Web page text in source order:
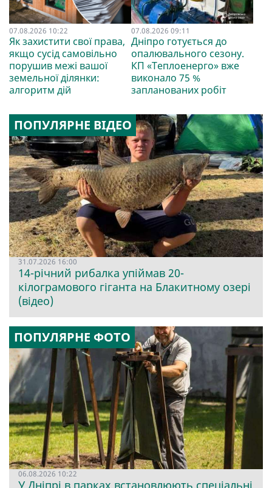
07.08.2026 10:22
Як захистити свої права,
якщо сусід самовільно
порушив межі вашої
земельної ділянки:
алгоритм дій
07.08.2026 09:11
Дніпро готується до
опалювального сезону.
КП «Теплоенерго» вже
виконало 75 %
запланованих робіт
ПОПУЛЯРНЕ ВІДЕО
31.07.2026 16:00
14-річний рибалка упіймав 20-
кілограмового гіганта на Блакитному озері
(відео)
ПОПУЛЯРНЕ ФОТО
06.08.2026 10:22
У Дніпрі в парках встановлюють спеціальні